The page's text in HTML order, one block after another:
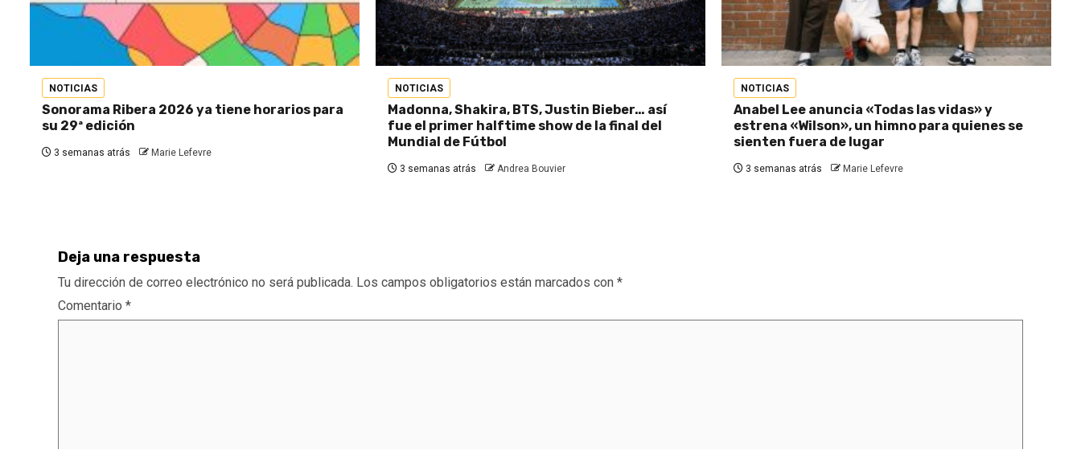
NOTICIAS
Sonorama Ribera 2026 ya tiene horarios para
su 29ª edición
3 semanas atrás Marie Lefevre
NOTICIAS
Madonna, Shakira, BTS, Justin Bieber… así
fue el primer halftime show de la final del
Mundial de Fútbol
3 semanas atrás Andrea Bouvier
NOTICIAS
Anabel Lee anuncia «Todas las vidas» y
estrena «Wilson», un himno para quienes se
sienten fuera de lugar
3 semanas atrás Marie Lefevre
Deja una respuesta
Tu dirección de correo electrónico no será publicada. Los campos obligatorios están marcados con *
Comentario *